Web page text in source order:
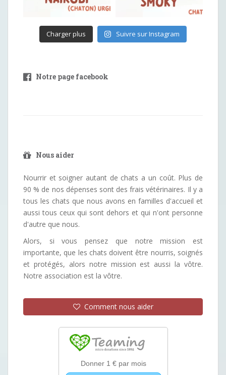
Charger plus Suivre sur Instagram
Notre page facebook
Nous aider
Nourrir et soigner autant de chats a un coût. Plus de
90 % de nos dépenses sont des frais vétérinaires. Il y a
tous les chats que nous avons en familles d'accueil et
aussi tous ceux qui sont dehors et qui n'ont personne
d'autre que nous.
Alors, si vous pensez que notre mission est
importante, que les chats doivent être nourris, soignés
et protégés, alors notre mission est aussi la vôtre.
Notre association est la vôtre.
Comment nous aider